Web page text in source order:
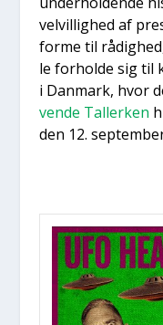
vel­vil­lig­hed af
for­me til
le for­hol­de sig til
i Dan­mark, hvor
ven­de Tal­ler­ken
den 12.